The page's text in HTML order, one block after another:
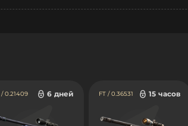
/ 0.21409 6 дней FT / 0.36531 15 часов